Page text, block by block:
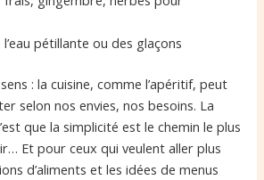
pétillante ou des glaçons
: la cuisine, comme l’apéritif, peut
selon nos envies, nos besoins. La
que la simplicité est le chemin le plus
Et pour ceux qui veulent aller plus
d’aliments et les idées de menus